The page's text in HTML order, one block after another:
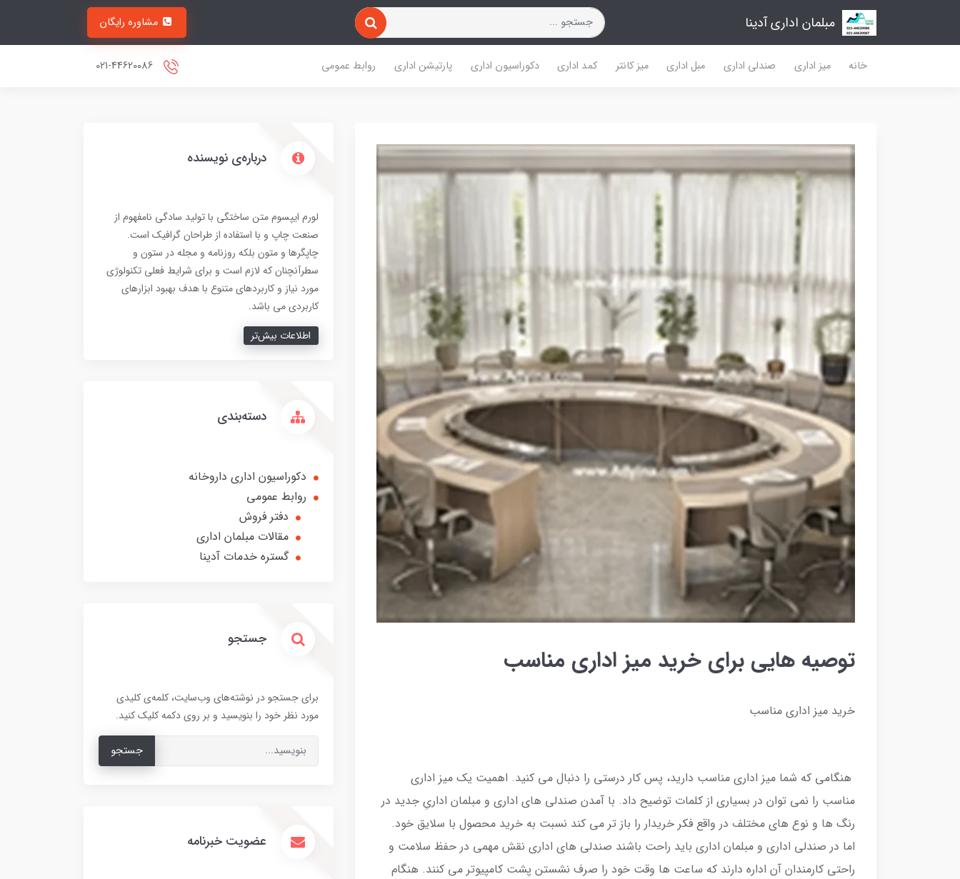
مبلمان اداری آدینا
خانه میز اداری صندلی اداری مبل اداری میز کانتر کمد اداری دکوراسیون اداری پارتیشن اداری روابط عمومی
توصیه هایی برای خرید میز اداری مناسب
خرید میز اداری مناسب
هنگامی که شما میز اداری مناسب دارید، پس کار درستی را دنبال می کنید. اهمیت یک میز اداری
مناسب را نمی توان در بسیاری از کلمات توضیح داد. با آمدن صندلی های اداری و مبلمان اداریِ جدید در
رنگ ها و نوع های مختلف در واقع فکر خریدار را باز تر می کند نسبت به خرید محصول با سلایق خود.
اما در صندلی اداری و مبلمان اداری باید راحت باشند صندلی های اداری نقش مهمی در حفظ سلامت و
راحتی کارمندان آن اداره دارند که ساعت ها وقت خود را صرف نشستن پشت کامپیوتر می کنند. هنگام
درباره‌ی نویسنده
لورم ایپسوم متن ساختگی با تولید سادگی نامفهوم از
صنعت چاپ و با استفاده از طراحان گرافیک است.
چاپگرها و متون بلکه روزنامه و مجله در ستون و
سطرآنچنان که لازم است و برای شرایط فعلی تکنولوژی
مورد نیاز و کاربردهای متنوع با هدف بهبود ابزارهای
کاربردی می باشد.
اطلاعات بیش‌تر
دسته‌بندی
دکوراسیون اداری داروخانه
روابط عمومی
دفتر فروش
مقالات مبلمان اداری
گستره خدمات آدینا
جستجو
برای جستجو در نوشته‌های وب‌سایت، کلمه‌ی کلیدی
مورد نظر خود را بنویسید و بر روی دکمه کلیک کنید.
جستجو
عضویت خبرنامه